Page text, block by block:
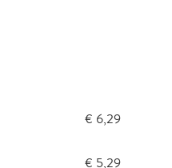
€ 6,29
€ 5,29